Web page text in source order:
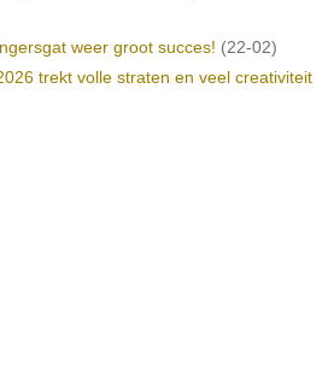
weer groot succes! (22-02)
trekt volle straten en veel creativiteit